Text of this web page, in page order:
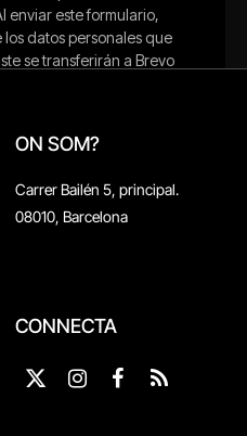
ON SOM?
Carrer Bailén 5, principal.
08010, Barcelona
CONNECTA
X
InstagramFacebook
RSS